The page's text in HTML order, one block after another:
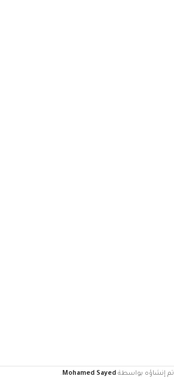
تم إنشاؤه بواسطةMohamed Sayed
.